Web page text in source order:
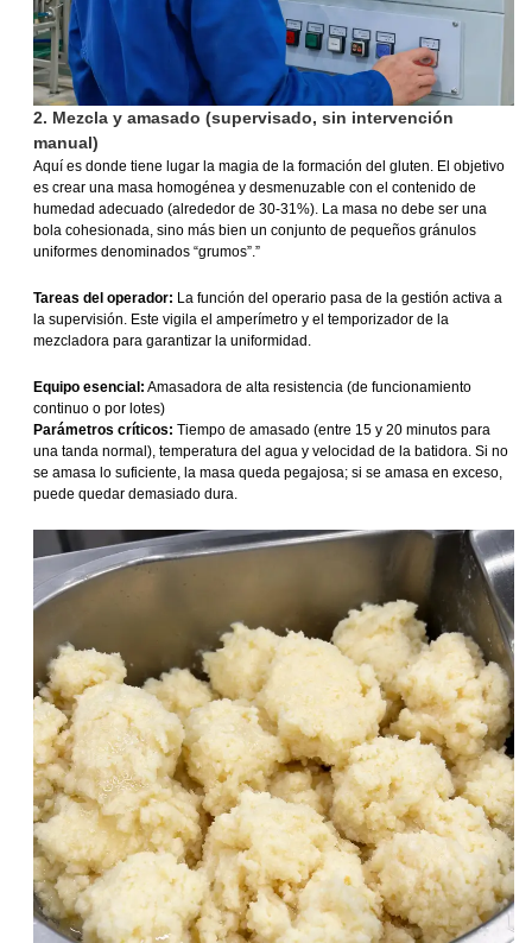
2. Mezcla y amasado (supervisado, sin intervención
manual)
Aquí es donde tiene lugar la magia de la formación del gluten. El objetivo
es crear una masa homogénea y desmenuzable con el contenido de
humedad adecuado (alrededor de 30-31%). La masa no debe ser una
bola cohesionada, sino más bien un conjunto de pequeños gránulos
uniformes denominados “grumos”.”
Tareas del operador: La función del operario pasa de la gestión activa a
la supervisión. Este vigila el amperímetro y el temporizador de la
mezcladora para garantizar la uniformidad.
Equipo esencial: Amasadora de alta resistencia (de funcionamiento
continuo o por lotes)
Parámetros críticos: Tiempo de amasado (entre 15 y 20 minutos para
una tanda normal), temperatura del agua y velocidad de la batidora. Si no
se amasa lo suficiente, la masa queda pegajosa; si se amasa en exceso,
puede quedar demasiado dura.